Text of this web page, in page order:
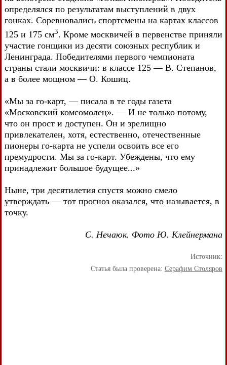
определялся по результатам выступлений в двух
гонках. Соревновались спортсмены на картах классов
125 и 175 см3. Кроме москвичей в первенстве приняли
участие гонщики из десяти союзных республик и
Ленинграда. Победителями первого чемпионата
страны стали москвичи: в классе 125 — В. Степанов,
а в более мощном — О. Кошиц.
«Мы за го-карт, — писала в те годы газета
«Московский комсомолец». — И не только потому,
что он прост и доступен. Он и зрелищно
привлекателен, хотя, естественно, отечественные
пионеры го-карта не успели освоить все его
премудрости. Мы за го-карт. Убеждены, что ему
принадлежит большое будущее...»
Ныне, три десятилетия спустя можно смело
утверждать — тот прогноз оказался, что называется, в
точку.
С. Нечаюк. Фото Ю. Клейнермана
Источник:
Статья была проверена: Серафим Столяров